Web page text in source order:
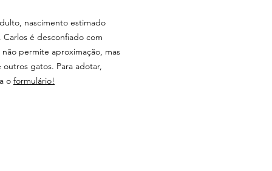
nascimento estimado
Carlos é desconfiado com
não permite aproximação, mas
outros gatos. Para adotar,
o formulário!